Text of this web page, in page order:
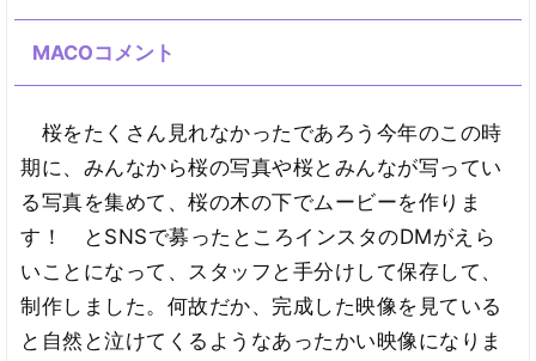
MACOコメント
桜をたくさん見れなかったであろう今年のこの時
期に、みんなから桜の写真や桜とみんなが写ってい
る写真を集めて、桜の木の下でムービーを作りま
す！ とSNSで募ったところインスタのDMがえら
いことになって、スタッフと手分けして保存して、
制作しました。何故だか、完成した映像を見ている
と自然と泣けてくるようなあったかい映像になりま